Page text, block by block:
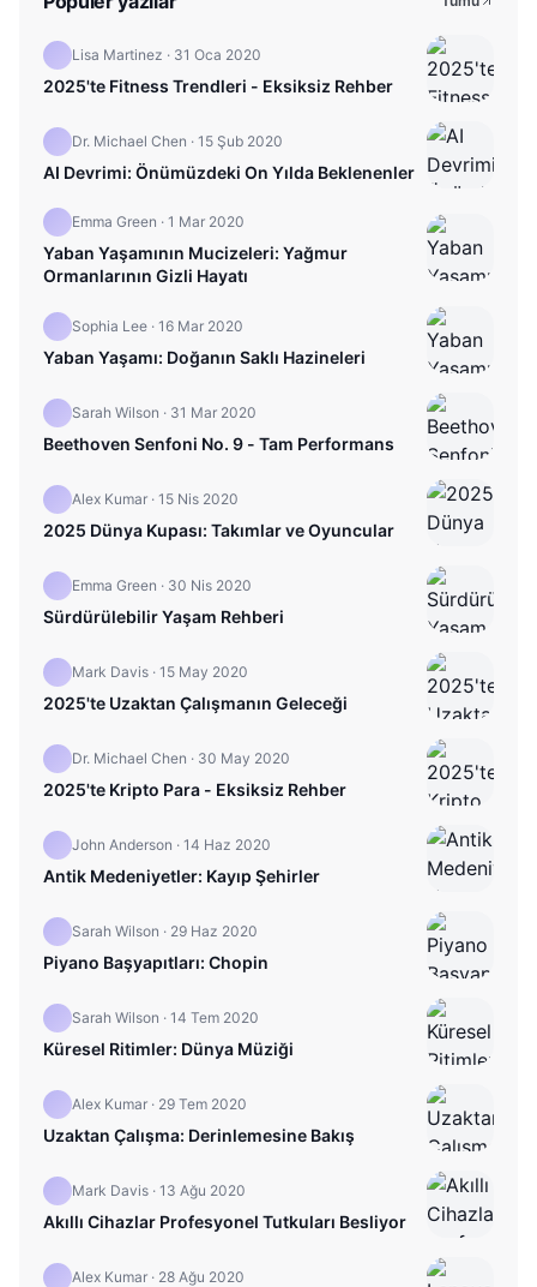
Lisa Martinez · 31 Oca 2020
2025'te Fitness Trendleri - Eksiksiz Rehber
Dr. Michael Chen · 15 Şub 2020
AI Devrimi: Önümüzdeki On Yılda Beklenenler
Emma Green · 1 Mar 2020
Yaban Yaşamının Mucizeleri: Yağmur
Ormanlarının Gizli Hayatı
Sophia Lee · 16 Mar 2020
Yaban Yaşamı: Doğanın Saklı Hazineleri
Sarah Wilson · 31 Mar 2020
Beethoven Senfoni No. 9 - Tam Performans
Alex Kumar · 15 Nis 2020
2025 Dünya Kupası: Takımlar ve Oyuncular
Emma Green · 30 Nis 2020
Sürdürülebilir Yaşam Rehberi
Mark Davis · 15 May 2020
2025'te Uzaktan Çalışmanın Geleceği
Dr. Michael Chen · 30 May 2020
2025'te Kripto Para - Eksiksiz Rehber
John Anderson · 14 Haz 2020
Antik Medeniyetler: Kayıp Şehirler
Sarah Wilson · 29 Haz 2020
Piyano Başyapıtları: Chopin
Sarah Wilson · 14 Tem 2020
Küresel Ritimler: Dünya Müziği
Alex Kumar · 29 Tem 2020
Uzaktan Çalışma: Derinlemesine Bakış
Mark Davis · 13 Ağu 2020
Akıllı Cihazlar Profesyonel Tutkuları Besliyor
Alex Kumar · 28 Ağu 2020